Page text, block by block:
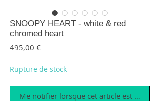
SNOOPY HEART - white & red
chromed heart
495,00 €Prix
Rupture de stock
Me notifier lorsque cet article est